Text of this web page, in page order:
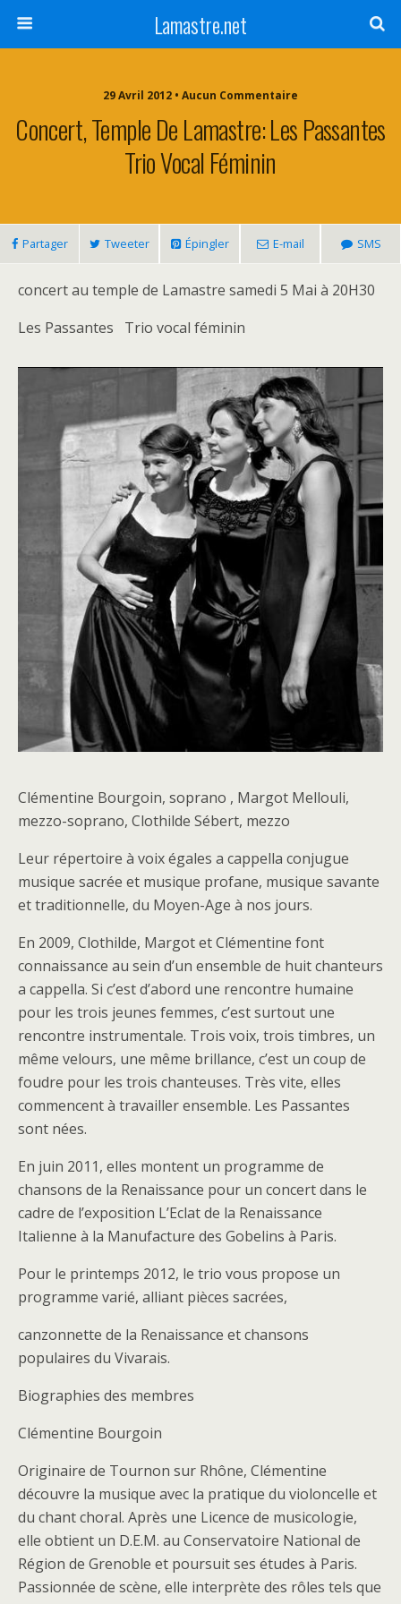
Lamastre.net
29 Avril 2012 • Aucun Commentaire
Concert, Temple De Lamastre: Les Passantes
Trio Vocal Féminin
Partager Tweeter Épingler E-mail SMS
concert au temple de Lamastre samedi 5 Mai à 20H30
Les Passantes Trio vocal féminin
Clémentine Bourgoin, soprano , Margot Mellouli,
mezzo-soprano, Clothilde Sébert, mezzo
Leur répertoire à voix égales a cappella conjugue
musique sacrée et musique profane, musique savante
et traditionnelle, du Moyen-Age à nos jours.
En 2009, Clothilde, Margot et Clémentine font
connaissance au sein d’un ensemble de huit chanteurs
a cappella. Si c’est d’abord une rencontre humaine
pour les trois jeunes femmes, c’est surtout une
rencontre instrumentale. Trois voix, trois timbres, un
même velours, une même brillance, c’est un coup de
foudre pour les trois chanteuses. Très vite, elles
commencent à travailler ensemble. Les Passantes
sont nées.
En juin 2011, elles montent un programme de
chansons de la Renaissance pour un concert dans le
cadre de l’exposition L’Eclat de la Renaissance
Italienne à la Manufacture des Gobelins à Paris.
Pour le printemps 2012, le trio vous propose un
programme varié, alliant pièces sacrées,
canzonnette de la Renaissance et chansons
populaires du Vivarais.
Biographies des membres
Clémentine Bourgoin
Originaire de Tournon sur Rhône, Clémentine
découvre la musique avec la pratique du violoncelle et
du chant choral. Après une Licence de musicologie,
elle obtient un D.E.M. au Conservatoire National de
Région de Grenoble et poursuit ses études à Paris.
Passionnée de scène, elle interprète des rôles tels que